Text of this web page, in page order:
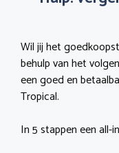
Wil jij het
behulp van het
een goed en
Tropical.
In 5 stappen een all-